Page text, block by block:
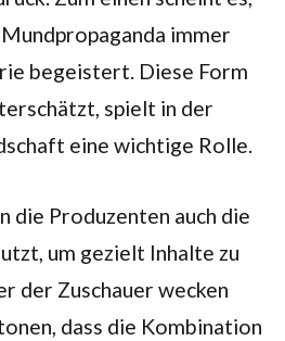
immer
begeistert. Diese Form
spielt in der
eine wichtige Rolle.
die Produzenten auch die
um gezielt Inhalte zu
der Zuschauer wecken
dass die Kombination